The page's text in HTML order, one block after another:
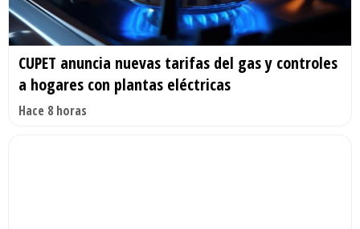
CUPET anuncia nuevas tarifas del gas y controles
a hogares con plantas eléctricas
Hace 8 horas